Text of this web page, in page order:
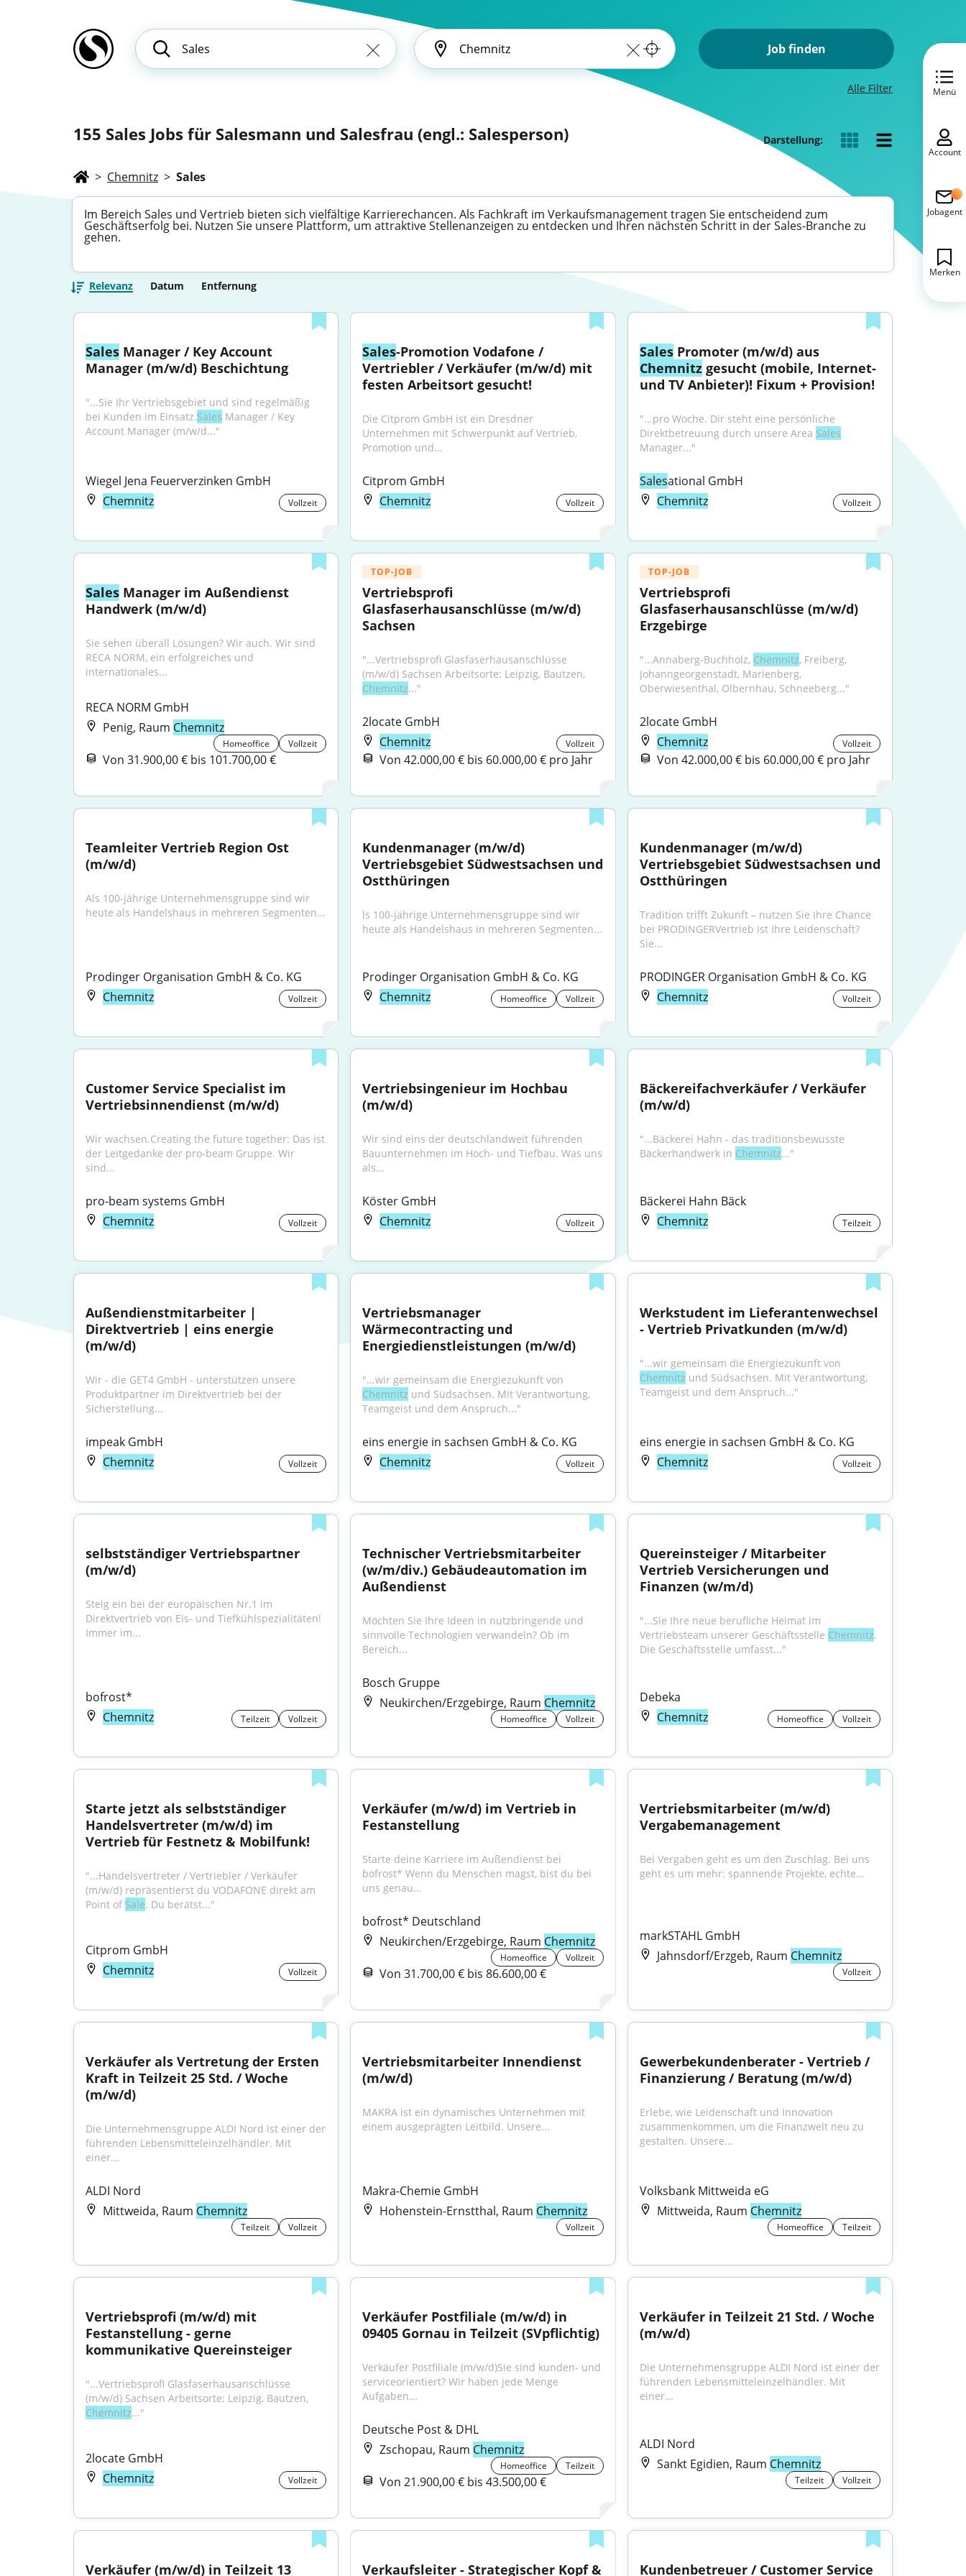
Job finden
Alle Filter
155 Sales Jobs für Salesmann und Salesfrau (engl.: Salesperson) Darstellung:
> Chemnitz > Sales
Im Bereich Sales und Vertrieb bieten sich vielfältige Karrierechancen. Als Fachkraft im Verkaufsmanagement tragen Sie entscheidend zum
Geschäftserfolg bei. Nutzen Sie unsere Plattform, um attraktive Stellenanzeigen zu entdecken und Ihren nächsten Schritt in der Sales-Branche zu
gehen.
Relevanz Datum Entfernung
Sales Manager / Key Account
Manager (m/w/d) Beschichtung
"...Sie Ihr Vertriebsgebiet und sind regelmäßig
bei Kunden im Einsatz.Sales Manager / Key
Account Manager (m/w/d..."
Wiegel Jena Feuerverzinken GmbH
Chemnitz
Vollzeit
Sales-Promotion Vodafone /
Vertriebler / Verkäufer (m/w/d) mit
festen Arbeitsort gesucht!
Die Citprom GmbH ist ein Dresdner
Unternehmen mit Schwerpunkt auf Vertrieb,
Promotion und...
Citprom GmbH
Chemnitz
Vollzeit
Sales
Promoter (m/w/d) aus
Chemnitz gesucht (mobile, Internet-
und TV Anbieter)! Fixum + Provision!
"...pro Woche. Dir steht eine persönliche
Direktbetreuung durch unsere Area Sales
Manager..."
Salesational GmbH
Chemnitz
Vollzeit
Sales Manager im Außendienst
Handwerk (m/w/d)
Sie sehen überall Lösungen? Wir auch. Wir sind
RECA NORM, ein erfolgreiches und
internationales...
RECA NORM GmbH
Penig, Raum Chemnitz
Homeoffice Vollzeit
Von 31.900,00 € bis 101.700,00 €
TOP-JOB
Vertriebsprofi
Glasfaserhausanschlüsse (m/w/d)
Sachsen
"...Vertriebsprofi Glasfaserhausanschlüsse
Chemnitz..."
2locate GmbH
Chemnitz
Vollzeit
Von 42.000,00 € bis 60.000,00 € pro Jahr
TOP-JOB
Vertriebsprofi
Glasfaserhausanschlüsse (m/w/d)
Erzgebirge
"...Annaberg-Buchholz, Chemnitz, Freiberg,
Johanngeorgenstadt, Marienberg,
Oberwiesenthal, Olbernhau, Schneeberg..."
2locate GmbH
Chemnitz
Vollzeit
Von 42.000,00 € bis 60.000,00 € pro Jahr
Teamleiter Vertrieb Region Ost
(m/w/d)
Als 100-jährige Unternehmens­gruppe sind wir
heute als Handels­haus in mehreren Segmenten...
Prodinger Organisation GmbH & Co. KG
Chemnitz
Vollzeit
Kundenmanager (m/w/d)
Vertriebsgebiet Südwestsachsen und
Ostthüringen
ls 100-jährige Unternehmens­gruppe sind wir
heute als Handels­haus in mehreren Segmenten...
Prodinger Organisation GmbH & Co. KG
Chemnitz
Homeoffice Vollzeit
Kundenmanager (m/w/d)
Vertriebsgebiet Südwestsachsen und
Ostthüringen
Tradition trifft Zukunft – nutzen Sie Ihre Chance
bei PRODINGERVertrieb ist Ihre Leidenschaft?
Sie...
PRODINGER Organisation GmbH & Co. KG
Chemnitz
Vollzeit
Customer Service Specialist im
Vertriebsinnendienst (m/w/d)
Wir wachsen.Creating the future together: Das ist
der Leitgedanke der pro-beam Gruppe. Wir
sind...
pro-beam systems GmbH
Chemnitz
Vollzeit
Vertriebsingenieur im Hochbau
(m/w/d)
Wir sind eins der deutschlandweit führenden
Bauunternehmen im Hoch- und Tiefbau. Was uns
als...
Köster GmbH
Chemnitz
Vollzeit
Bäckereifachverkäufer / Verkäufer
(m/w/d)
"...Bäckerei Hahn - das traditionsbewusste
Bäckerhandwerk in Chemnitz..."
Bäckerei Hahn Bäck
Chemnitz
Teilzeit
Außendienstmitarbeiter |
Direktvertrieb | eins energie
(m/w/d)
Wir - die GET4 GmbH - unterstützen unsere
Produktpartner im Direktvertrieb bei der
Sicherstellung...
impeak GmbH
Chemnitz
Vollzeit
Vertriebsmanager
Wärmecontracting und
Energiedienstleistungen (m/w/d)
Chemnitz und Südsachsen. Mit Verantwortung,
Teamgeist und dem Anspruch..."
eins energie in sachsen GmbH & Co. KG
Chemnitz
Vollzeit
Werkstudent im Lieferantenwechsel
- Vertrieb Privatkunden (m/w/d)
Chemnitz und Südsachsen. Mit Verantwortung,
Teamgeist und dem Anspruch..."
eins energie in sachsen GmbH & Co. KG
Chemnitz
Vollzeit
selbstständiger Vertriebspartner
(m/w/d)
Steig ein bei der europäischen Nr.1 im
Direktvertrieb von Eis- und Tiefkühlspezialitäten!
Immer im...
bofrost*
Chemnitz
Teilzeit Vollzeit
Technischer Vertriebsmitarbeiter
(w/m/div.) Gebäudeautomation im
Außendienst
Möchten Sie Ihre Ideen in nutzbringende und
sinnvolle Technologien verwandeln? Ob im
Bereich...
Bosch Gruppe
Neukirchen/Erzgebirge, Raum Chemnitz
Homeoffice Vollzeit
Quereinsteiger / Mitarbeiter
Vertrieb Versicherungen und
Finanzen (w/m/d)
"...Sie Ihre neue berufliche Heimat im
Vertriebsteam unserer Geschäftsstelle Chemnitz.
Die Geschäftsstelle umfasst..."
Debeka
Chemnitz
Homeoffice Vollzeit
Starte jetzt als selbstständiger
Handelsvertreter (m/w/d) im
Vertrieb für Festnetz & Mobilfunk!
"...Handelsvertreter / Vertriebler / Verkäufer
(m/w/d) repräsentierst du VODAFONE direkt am
Point of Sale. Du berätst..."
Citprom GmbH
Chemnitz
Vollzeit
Verkäufer (m/w/d) im Vertrieb in
Festanstellung
Starte deine Karriere im Außendienst bei
bofrost* Wenn du Menschen magst, bist du bei
uns genau...
bofrost* Deutschland
Neukirchen/Erzgebirge, Raum Chemnitz
Homeoffice Vollzeit
Von 31.700,00 € bis 86.600,00 €
Vertriebsmitarbeiter (m/w/d)
Vergabemanagement
Bei Vergaben geht es um den Zuschlag. Bei uns
geht es um mehr: spannende Projekte, echte...
markSTAHL GmbH
Jahnsdorf/Erzgeb, Raum Chemnitz
Vollzeit
Verkäufer als Vertretung der Ersten
Kraft in Teilzeit 25 Std. / Woche
(m/w/d)
Die Unternehmensgruppe ALDI Nord ist einer der
führenden Lebensmitteleinzelhändler. Mit
einer...
ALDI Nord
Mittweida, Raum Chemnitz
Teilzeit Vollzeit
Vertriebsmitarbeiter Innendienst
(m/w/d)
MAKRA ist ein dynamisches Unternehmen mit
einem ausgeprägten Leitbild. Unsere...
Makra-Chemie GmbH
Hohenstein-Ernstthal, Raum Chemnitz
Vollzeit
Gewerbekundenberater - Vertrieb /
Finanzierung / Beratung (m/w/d)
Erlebe, wie Leidenschaft und Innovation
zusammenkommen, um die Finanzwelt neu zu
gestalten. Unsere...
Volksbank Mittweida eG
Mittweida, Raum Chemnitz
Homeoffice Teilzeit
Vertriebsprofi (m/w/d) mit
Festanstellung - gerne
kommunikative Quereinsteiger
"...Vertriebsprofi Glasfaserhausanschlüsse
Chemnitz..."
2locate GmbH
Chemnitz
Vollzeit
Verkäufer Postfiliale (m/w/d) in
09405 Gornau in Teilzeit (SVpflichtig)
Verkäufer Postfiliale (m/w/d)Sie sind kunden- und
serviceorientiert? Wir haben jede Menge
Aufgaben...
Deutsche Post & DHL
Zschopau, Raum Chemnitz
Homeoffice Teilzeit
Von 21.900,00 € bis 43.500,00 €
Verkäufer in Teilzeit 21 Std. / Woche
(m/w/d)
Die Unternehmensgruppe ALDI Nord ist einer der
führenden Lebensmitteleinzelhändler. Mit
einer...
ALDI Nord
Sankt Egidien, Raum Chemnitz
Teilzeit Vollzeit
Verkäufer (m/w/d) in Teilzeit 13 Verkaufsleiter - Strategischer Kopf & Kundenbetreuer / Customer Service
Menü
Account
Jobagent
Merken